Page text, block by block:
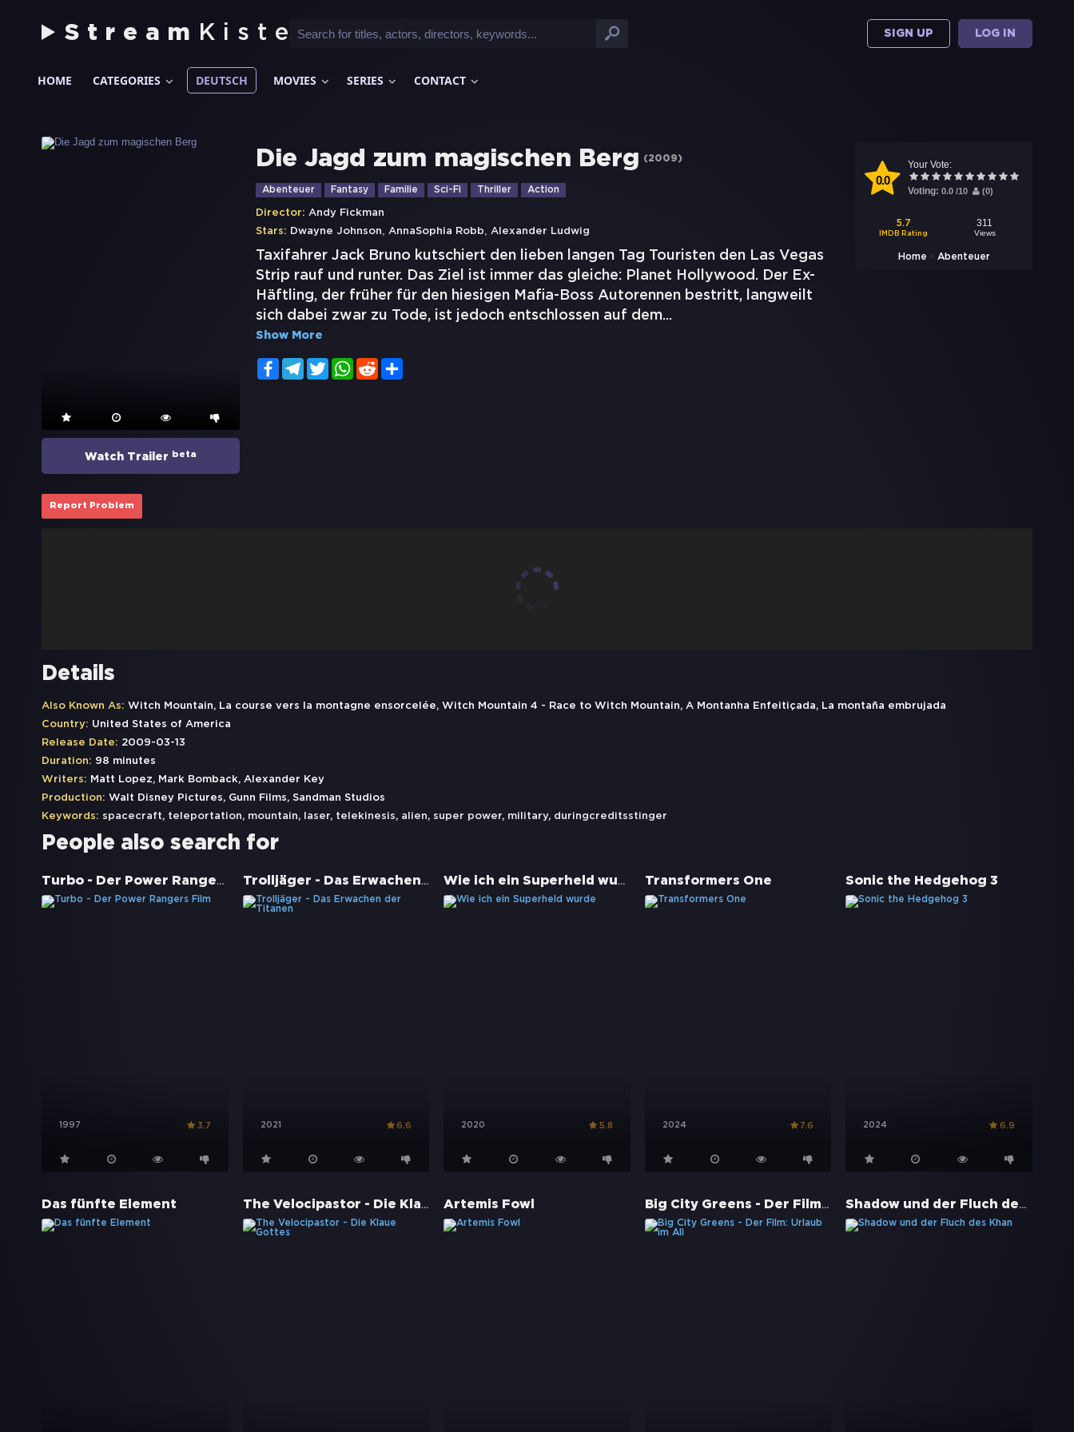
Stream Kiste SIGN UP LOG IN
HOME CATEGORIES DEUTSCH MOVIES SERIES CONTACT
Watch Trailer beta
0.0
Your Vote:
Voting: 0.0 /10 (0)
5.7
IMDB Rating
311
Views
Home > Abenteuer
Die Jagd zum magischen Berg (2009)
Abenteuer Fantasy Familie Sci-Fi Thriller Action
Director: Andy Fickman
Stars: Dwayne Johnson, AnnaSophia Robb, Alexander Ludwig
Taxifahrer Jack Bruno kutschiert den lieben langen Tag Touristen den Las Vegas
Strip rauf und runter. Das Ziel ist immer das gleiche: Planet Hollywood. Der Ex-
Häftling, der früher für den hiesigen Mafia-Boss Autorennen bestritt, langweilt
sich dabei zwar zu Tode, ist jedoch entschlossen auf dem...
Show More
FacebookTelegramTwitterWhatsApp
Reddit
Report Problem
Details
Also Known As: Witch Mountain, La course vers la montagne ensorcelée, Witch Mountain 4 - Race to Witch Mountain, A Montanha Enfeitiçada, La montaña embrujada
Country: United States of America
Release Date: 2009-03-13
Duration: 98 minutes
Writers: Matt Lopez, Mark Bomback, Alexander Key
Production: Walt Disney Pictures, Gunn Films, Sandman Studios
Keywords: spacecraft, teleportation, mountain, laser, telekinesis, alien, super power, military, duringcreditsstinger
People also search for
Turbo - Der Power Rangers Film
1997 3.7
Trolljäger - Das Erwachen der Titanen
2021 6.6
Wie ich ein Superheld wurde
2020 5.8
Transformers One
2024 7.6
Sonic the Hedgehog 3
2024 6.9
Das fünfte Element The Velocipastor - Die Klaue Gottes Artemis Fowl Big City Greens - Der Film: Urlaub im All Shadow und der Fluch des Khan